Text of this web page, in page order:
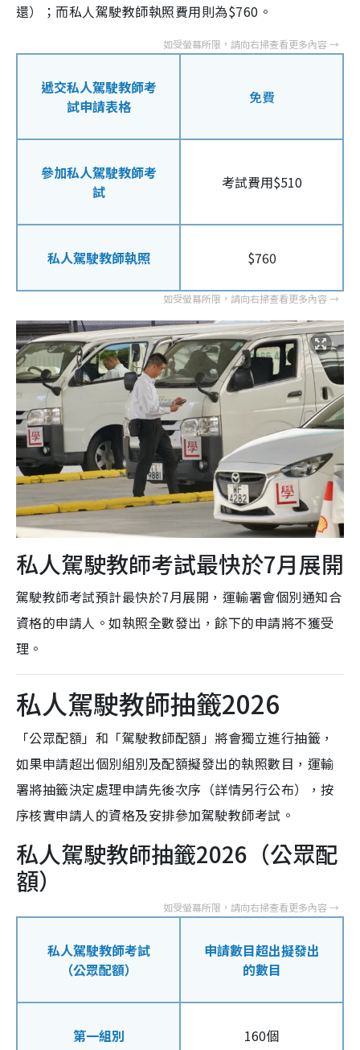
還）；而私人駕駛教師執照費用則為$760。
遞交私人駕駛教師考
試申請表格
免費
參加私人駕駛教師考
試
考試費用$510
私人駕駛教師執照 $760
私人駕駛教師考試最快於7月展開
駕駛教師考試預計最快於7月展開，運輸署會個別通知合
資格的申請人。如執照全數發出，餘下的申請將不獲受
理。
私人駕駛教師抽籤2026
「公眾配額」和「駕駛教師配額」將會獨立進行抽籤，
如果申請超出個別組別及配額擬發出的執照數目，運輸
署將抽籤決定處理申請先後次序（詳情另行公布），按
序核實申請人的資格及安排參加駕駛教師考試。
私人駕駛教師抽籤2026（公眾配
額）
私人駕駛教師考試
（公眾配額）
申請數目超出擬發出
的數目
第一組別 160個